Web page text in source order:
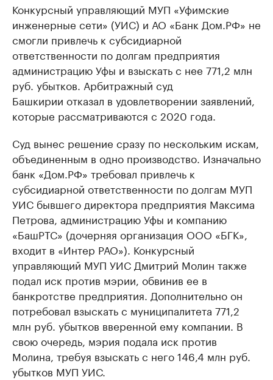
Конкурсный управляющий МУП «Уфимские
инженерные сети» (УИС) и АО «Банк Дом.РФ» не
смогли привлечь к субсидиарной
ответственности по долгам предприятия
администрацию Уфы и взыскать с нее 771,2 млн
руб. убытков. Арбитражный суд
Башкирии отказал в удовлетворении заявлений,
которые рассматриваются с 2020 года.
Суд вынес решение сразу по нескольким искам,
объединенным в одно производство. Изначально
банк «Дом.РФ» требовал привлечь к
субсидиарной ответственности по долгам МУП
УИС бывшего директора предприятия Максима
Петрова, администрацию Уфы и компанию
«БашРТС» (дочерняя организация ООО «БГК»,
входит в «Интер РАО»). Конкурсный
управляющий МУП УИС Дмитрий Молин также
подал иск против мэрии, обвинив ее в
банкротстве предприятия. Дополнительно он
потребовал взыскать с муниципалитета 771,2
млн руб. убытков вверенной ему компании. В
свою очередь, мэрия подала иск против
Молина, требуя взыскать с него 146,4 млн руб.
убытков МУП УИС.